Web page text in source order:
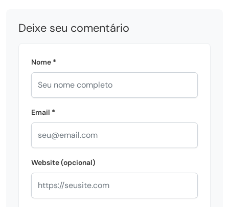
Deixe seu comentário
Nome *
Email *
Website (opcional)